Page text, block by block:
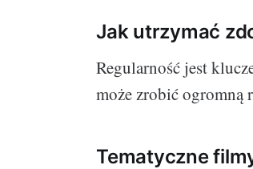
Jak utrzymać
Regularność jest
może zrobić ogromną
Tematyczne